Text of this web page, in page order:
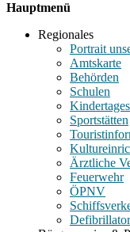
Hauptmenü
Regionales
Portrait
Amtskarte
Behörden
Schulen
Sportstätten
Ärztliche
Feuerwehr
ÖPNV